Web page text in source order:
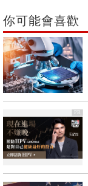
你可能會喜歡
PR